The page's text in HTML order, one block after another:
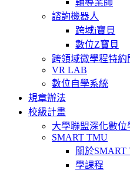
諮詢機器人
跨域i寶貝
數位Z寶貝
跨領域微學程特約
VR LAB
數位自學系統
規章辦法
校級計畫
大學聯盟深化數
SMART TMU
關於SMART
學課程